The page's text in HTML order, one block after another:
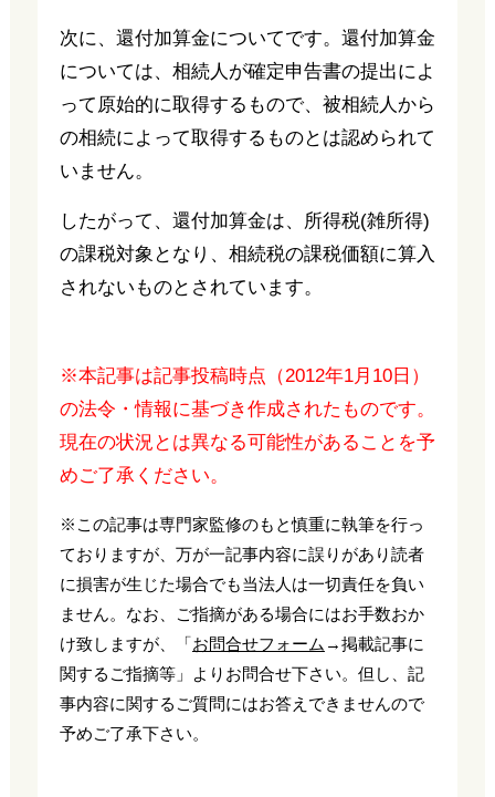
次に、還付加算金についてです。還付加算金
については、相続人が確定申告書の提出によ
って原始的に取得するもので、被相続人から
の相続によって取得するものとは認められて
いません。
したがって、還付加算金は、所得税(雑所得)
の課税対象となり、相続税の課税価額に算入
されないものとされています。
※本記事は記事投稿時点（2012年1月10日）
の法令・情報に基づき作成されたものです。
現在の状況とは異なる可能性があることを予
めご了承ください。
※この記事は専門家監修のもと慎重に執筆を行っ
ておりますが、万が一記事内容に誤りがあり読者
に損害が生じた場合でも当法人は一切責任を負い
ません。なお、ご指摘がある場合にはお手数おか
け致しますが、「お問合せフォーム →掲載記事に
関するご指摘等」よりお問合せ下さい。但し、記
事内容に関するご質問にはお答えできませんので
予めご了承下さい。